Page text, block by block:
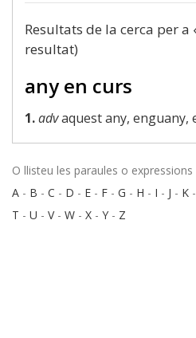
Resultats de la cerca per a
resultat)
any en curs
1.advaquest any, enguany,
O llisteu les paraules o
A - B - C - D - E - F - G - H - I - J - K -
T - U - V- W - X - Y - Z